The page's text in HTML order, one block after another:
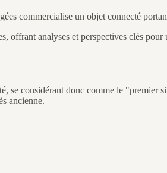
commercialise un objet connecté
offrant analyses et perspectives clés pour
se considérant donc comme le "premier
ancienne.